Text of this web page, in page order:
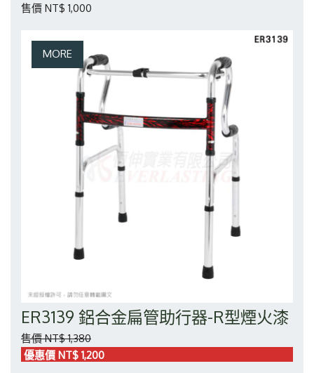
售價 NT$ 1,000
ER3139 鋁合金扁管助行器-R型煙火漆
售價 NT$ 1,380
優惠價 NT$ 1,200